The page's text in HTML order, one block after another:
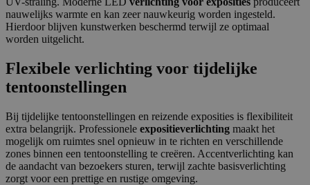
nauwelijks warmte en kan zeer nauwkeurig worden ingesteld.
Hierdoor blijven kunstwerken beschermd terwijl ze optimaal
worden uitgelicht.
Flexibele verlichting voor tijdelijke
tentoonstellingen
Bij tijdelijke tentoonstellingen en reizende exposities is flexibiliteit
extra belangrijk. Professionele expositieverlichting maakt het
mogelijk om ruimtes snel opnieuw in te richten en verschillende
zones binnen een tentoonstelling te creëren. Accentverlichting kan
de aandacht van bezoekers sturen, terwijl zachte basisverlichting
zorgt voor een prettige en rustige omgeving.